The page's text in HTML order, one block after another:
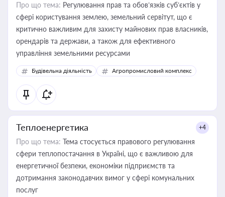
Про що тема: Регулювання прав та обов’язків суб’єктів у
сфері користування землею, земельний сервітут, що є
критично важливим для захисту майнових прав власників,
орендарів та держави, а також для ефективного
управління земельними ресурсами
Будівельна діяльність Агропромисловий комплекс
Теплоенергетика +4
Про що тема: Тема стосується правового регулювання
сфери теплопостачання в Україні, що є важливою для
енергетичної безпеки, економіки підприємств та
дотримання законодавчих вимог у сфері комунальних
послуг